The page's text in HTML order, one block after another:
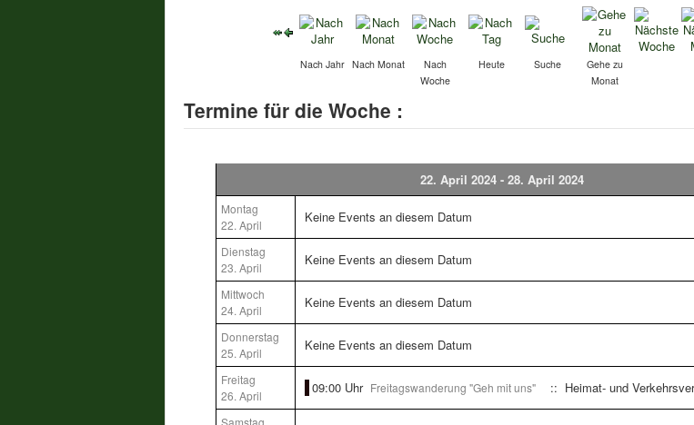
Nach Jahr Nach Monat
Nach
Woche
Heute Suche
Gehe zu
Monat
Termine für die Woche :
22. April 2024 - 28. April 2024
Montag
22. April
Keine Events an diesem Datum
Dienstag
23. April
Keine Events an diesem Datum
Mittwoch
24. April
Keine Events an diesem Datum
Donnerstag
25. April
Keine Events an diesem Datum
Freitag
26. April
09:00 Uhr Freitagswanderung "Geh mit uns" :: Heimat- und